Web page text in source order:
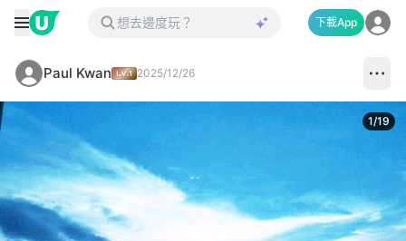
下載App
Paul Kwan 2025/12/26
1/19